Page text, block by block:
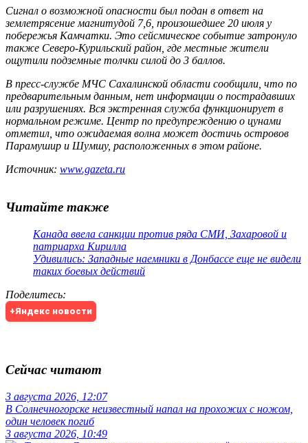
Сигнал о возможной опасности был подан в ответ на
землетрясение магнитудой 7,6, произошедшее 20 июля у
побережья Камчатки. Это сейсмическое событие затронуло
также Северо-Курильский район, где местные жители
ощутили подземные толчки силой до 3 баллов.
В пресс-службе МЧС Сахалинской области сообщили, что по
предварительным данным, нет информации о пострадавших
или разрушениях. Вся экстренная служба функционирует в
нормальном режиме. Центр по предупреждению о цунами
отметил, что ожидаемая волна может достичь островов
Парамушир и Шумшу, расположенных в этом районе.
Источник: www.gazeta.ru
Читайте также
Канада ввела санкции против ряда СМИ, Захаровой и
патриарха Кирилла
Удивились: Западные наемники в Донбассе еще не видели
таких боевых действий
Поделитесь:
+Яндекс новости
Сейчас читают
3 августа 2026, 12:07
В Солнечногорске неизвестный напал на прохожих с ножом,
один человек погиб
3 августа 2026, 10:49